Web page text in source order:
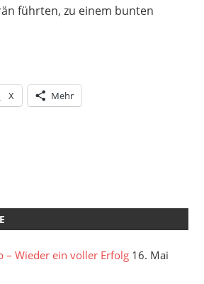
führten, zu einem bunten
X Mehr
– Wieder ein voller Erfolg 16. Mai